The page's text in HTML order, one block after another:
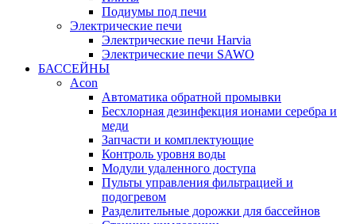
Подиумы под печи
Электрические печи
Электрические печи Harvia
Электрические печи SAWO
БАССЕЙНЫ
Acon
Автоматика обратной промывки
Беcхлорная дезинфекция ионами серебра и
меди
Запчасти и комплектующие
Контроль уровня воды
Модули удаленного доступа
Пульты управления фильтрацией и
подогревом
Разделительные дорожки для бассейнов